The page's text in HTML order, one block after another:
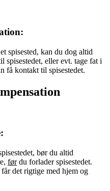
spisested, kan du dog altid
spisestedet, eller evt. tage fat i
få kontakt til spisestedet.
bør du altid
førdu forlader spisestedet.
det rigtige med hjem og